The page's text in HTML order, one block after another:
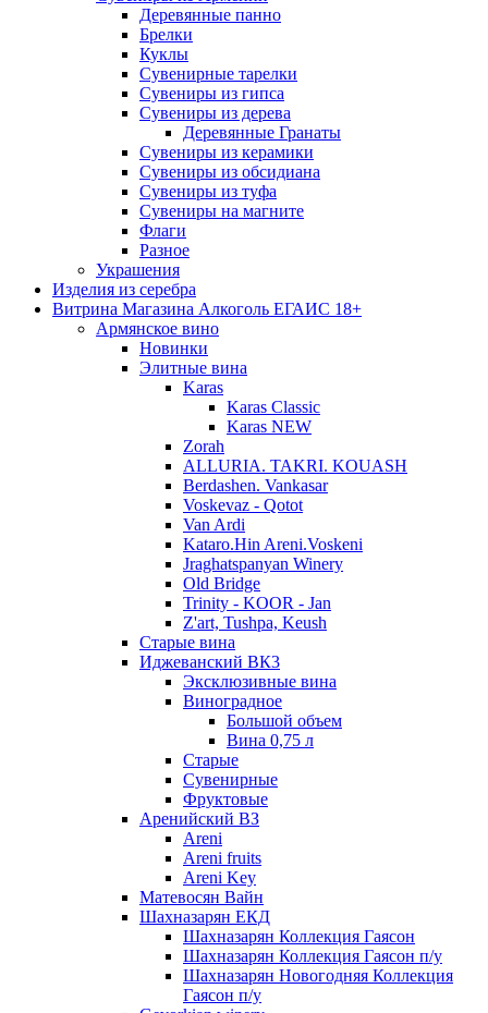
Деревянные панно
Брелки
Куклы
Сувенирные тарелки
Сувениры из гипса
Сувениры из дерева
Деревянные Гранаты
Сувениры из керамики
Сувениры из обсидиана
Сувениры из туфа
Сувениры на магните
Флаги
Разное
Украшения
Изделия из серебра
Витрина Магазина Алкоголь ЕГАИС 18+
Армянское вино
Новинки
Элитные вина
Karas
Karas Classic
Karas NEW
Zorah
ALLURIA. TAKRI. KOUASH
Berdashen. Vankasar
Voskevaz - Qotot
Van Ardi
Kataro.Hin Areni.Voskeni
Jraghatspanyan Winery
Old Bridge
Trinity - KOOR - Jan
Z'art, Tushpa, Keush
Старые вина
Иджеванский ВК3
Эксклюзивные вина
Виноградное
Большой объем
Вина 0,75 л
Старые
Сувенирные
Фруктовые
Аренийский ВЗ
Areni
Areni fruits
Areni Key
Матевосян Вайн
Шахназарян ЕКД
Шахназарян Коллекция Гаясон
Шахназарян Коллекция Гаясон п/у
Шахназарян Новогодняя Коллекция
Гаясон п/у